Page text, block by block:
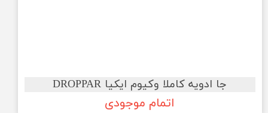
جا ادویه کاملا وکیوم ایکیا DROPPAR
اتمام موجودی